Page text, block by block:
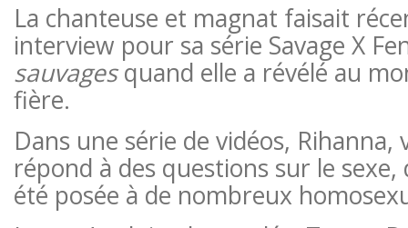
La chanteuse et magnat faisait
interview pour sa série Savage X
sauvagesquand elle a révélé au
fière.
Dans une série de vidéos, Rihanna,
répond à des questions sur le
été posée à de nombreux